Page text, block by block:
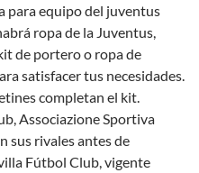
para equipo del juventus
ropa de la Juventus,
de portero o ropa de
satisfacer tus necesidades.
completan el kit.
Associazione Sportiva
sus rivales antes de
Fútbol Club, vigente